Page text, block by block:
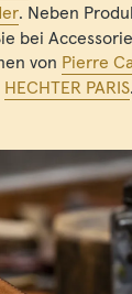
. Neben
bei
von Pierre
HECHTER PARIS.